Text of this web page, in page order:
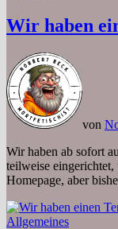
Wir haben
von
Wir haben ab sofort
teilweise eingerichtet,
Homepage, aber
Allgemeines